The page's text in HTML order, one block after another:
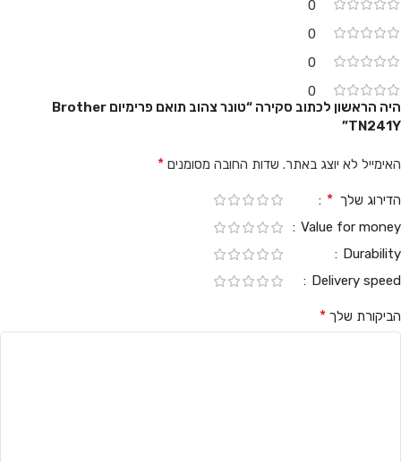
0
0
0
0
היה הראשון לכתוב סקירה “טונר צהוב תואם פרימיום Brother
TN241Y”
האימייל לא יוצג באתר. שדות החובה מסומנים *
הדירוג שלך *
Value for money
Durability
Delivery speed
הביקורת שלך *